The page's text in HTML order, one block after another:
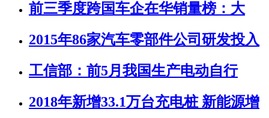
前三季度跨国车企在华销量榜：大
2015年86家汽车零部件公司研发投入
工信部：前5月我国生产电动自行
2018年新增33.1万台充电桩 新能源增